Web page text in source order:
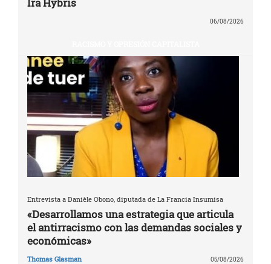
06/08/2026
Entrevista a Danièle Obono, diputada de La Francia Insumisa
«Desarrollamos una estrategia que articula
el antirracismo con las demandas sociales y
económicas»
Thomas Glasman 05/08/2026